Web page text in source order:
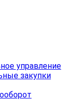
управление
закупки